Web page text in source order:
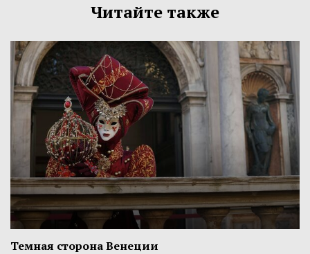
Читайте также
Темная сторона Венеции